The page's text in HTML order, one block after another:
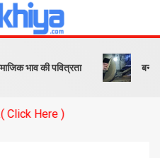
भाव की पवित्रता बनारस
)